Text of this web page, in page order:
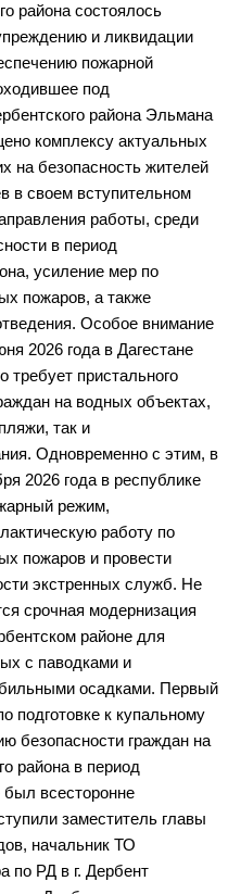
района состоялось
и ликвидации
пожарной
под
района Эльмана
комплексу актуальных
на безопасность жителей
в своем вступительном
работы, среди
в период
усиление мер по
пожаров, а также
Особое внимание
2026 года в Дагестане
требует пристального
на водных объектах,
так и
Одновременно с этим, в
2026 года в республике
режим,
работу по
пожаров и провести
экстренных служб. Не
срочная модернизация
районе для
с паводками и
осадками. Первый
подготовке к купальному
безопасности граждан на
района в период
был всесторонне
заместитель главы
начальник ТО
по РД в г. Дербент